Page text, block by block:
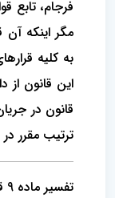
فرجام، تابع
مگر اینکه
به کلیه
این قانون از
قانون در
ترتیب مقرر
تفسیر ماده 9 قانون آیین دادرسی مدنی: